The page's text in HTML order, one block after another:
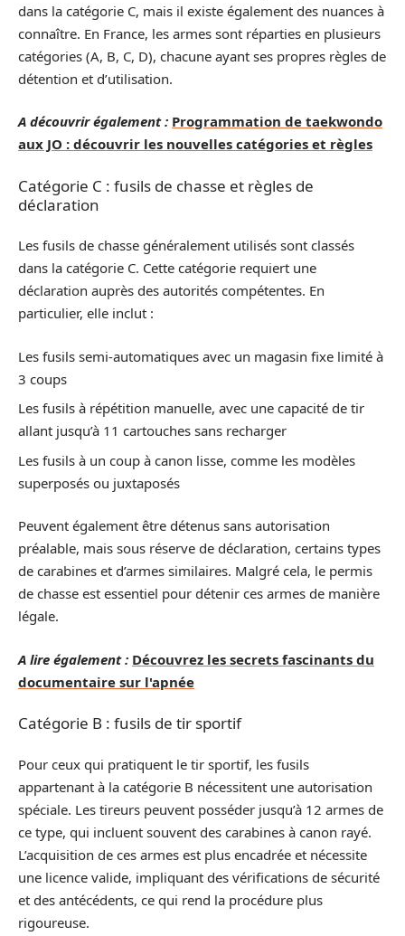
dans la catégorie C, mais il existe également des nuances à
connaître. En France, les armes sont réparties en plusieurs
catégories (A, B, C, D), chacune ayant ses propres règles de
détention et d’utilisation.
A découvrir également : Programmation de taekwondo
aux JO : découvrir les nouvelles catégories et règles
Catégorie C : fusils de chasse et règles de
déclaration
Les fusils de chasse généralement utilisés sont classés
dans la catégorie C. Cette catégorie requiert une
déclaration auprès des autorités compétentes. En
particulier, elle inclut :
Les fusils semi-automatiques avec un magasin fixe limité à
3 coups
Les fusils à répétition manuelle, avec une capacité de tir
allant jusqu’à 11 cartouches sans recharger
Les fusils à un coup à canon lisse, comme les modèles
superposés ou juxtaposés
Peuvent également être détenus sans autorisation
préalable, mais sous réserve de déclaration, certains types
de carabines et d’armes similaires. Malgré cela, le permis
de chasse est essentiel pour détenir ces armes de manière
légale.
A lire également : Découvrez les secrets fascinants du
documentaire sur l'apnée
Catégorie B : fusils de tir sportif
Pour ceux qui pratiquent le tir sportif, les fusils
appartenant à la catégorie B nécessitent une autorisation
spéciale. Les tireurs peuvent posséder jusqu’à 12 armes de
ce type, qui incluent souvent des carabines à canon rayé.
L’acquisition de ces armes est plus encadrée et nécessite
une licence valide, impliquant des vérifications de sécurité
et des antécédents, ce qui rend la procédure plus
rigoureuse.